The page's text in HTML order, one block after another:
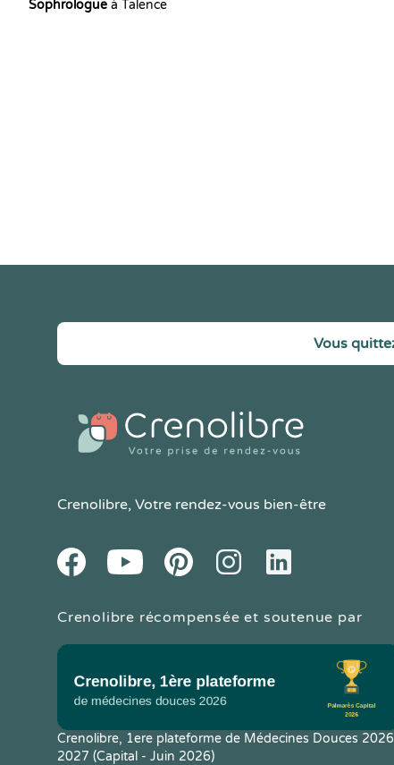
Sophrologue à Talence
Vous
Crenolibre, Votre rendez-vous bien-être
FacebookYoutube PinteresetInstagramLinkedIn
Crenolibre récompensée et soutenue par
Crenolibre, 1ere plateforme de Médecines Douces
2027 (Capital - Juin 2026)